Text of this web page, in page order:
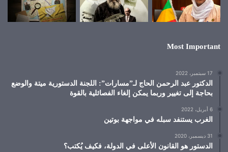
Most Important
17 سبتمبر، 2022
الدكتور عبد الرحمن الحاج لـ”مسارات”: اللجنة الدستورية ميتة والوضع
بحاجة إلى تغيير وربما يمكن إلغاء الفصائلية بالقوة
6 أبريل، 2022
الغرب يستنفد سبله في مواجهة بوتين
31 ديسمبر، 2020
الدستور هو القانون الأعلى في الدولة، فكيف يُكتب؟